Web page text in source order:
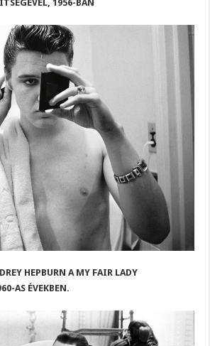
1956-BAN
HEPBURN A MY FAIR LADY
AS ÉVEKBEN.